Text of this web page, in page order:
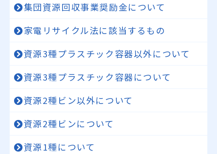
集団資源回収事業奨励金について
家電リサイクル法に該当するもの
資源3種プラスチック容器以外について
資源3種プラスチック容器について
資源2種ビン以外について
資源2種ビンについて
資源1種について